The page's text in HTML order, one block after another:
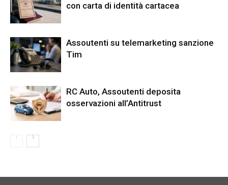
con carta di identità cartacea
Assoutenti su telemarketing sanzione
Tim
RC Auto, Assoutenti deposita
osservazioni all’Antitrust